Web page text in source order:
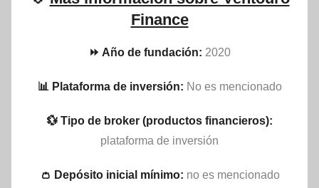
Finance
⏩ Año de fundación: 2020
📊 Plataforma de inversión: No es mencionado
💱 Tipo de broker (productos financieros):
plataforma de inversión
👛 Depósito inicial mínimo: no es mencionado